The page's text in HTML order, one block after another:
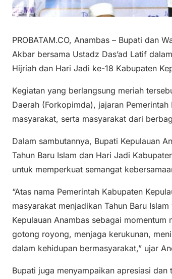
PROBATAM.CO, Anambas – Bupati dan
Akbar bersama Ustadz Das’ad Latif
Hijriah dan Hari Jadi ke-18 Kabupaten
Kegiatan yang berlangsung meriah
Daerah (Forkopimda), jajaran
masyarakat, serta masyarakat dari
Dalam sambutannya, Bupati Kepulauan
Tahun Baru Islam dan Hari Jadi
untuk memperkuat semangat
“Atas nama Pemerintah Kabupaten
masyarakat menjadikan Tahun Baru
Kepulauan Anambas sebagai
gotong royong, menjaga kerukunan,
dalam kehidupan bermasyarakat,” ujar
Bupati juga menyampaikan apresiasi